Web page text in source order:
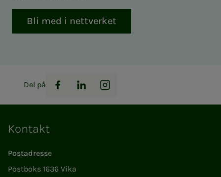
Bli med i nettverket
Del på
Facebook
LinkedInInstagram
Kontakt
Postadresse
Postboks 1636 Vika